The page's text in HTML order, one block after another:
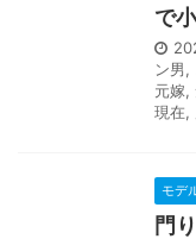
で
ン男,
元嫁,
現在,
モデ
門